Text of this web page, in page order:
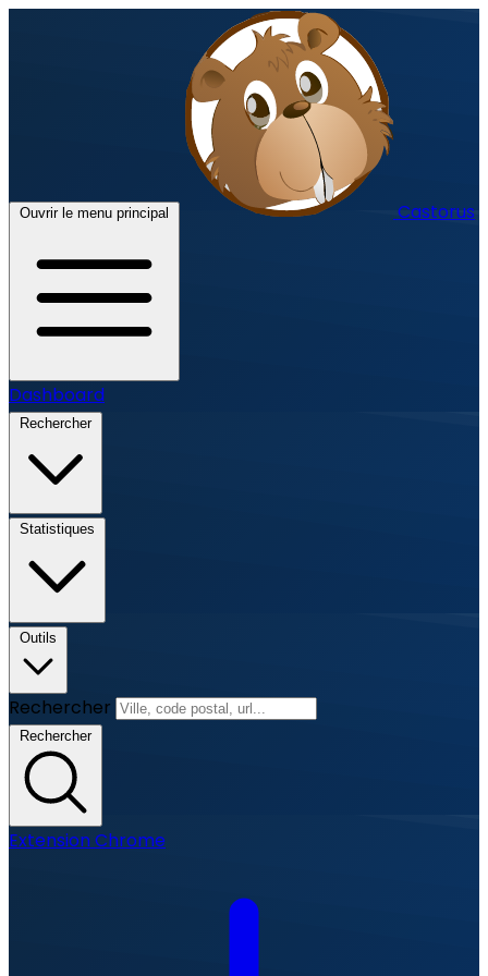
Ouvrir le menu principal Castorus
Dashboard
Rechercher
Statistiques
Outils
Rechercher
Rechercher
Extension Chrome